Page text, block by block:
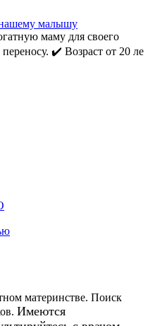
малышу
маму для своего
✔️ Возраст от 20 ле
материнстве. Поиск
Имеются